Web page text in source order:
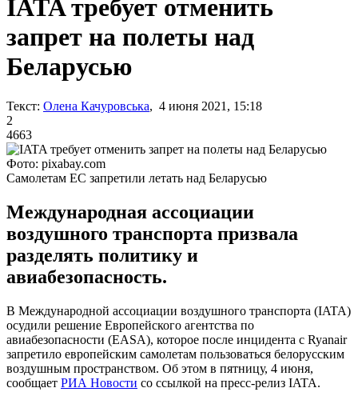
IATA требует отменить
запрет на полеты над
Беларусью
Текст: Олена Качуровська, 4 июня 2021, 15:18
2
4663
Фото: pixabay.com
Самолетам ЕС запретили летать над Беларусью
Международная ассоциации
воздушного транспорта призвала
разделять политику и
авиабезопасность.
В Международной ассоциации воздушного транспорта (IATA)
осудили решение Европейского агентства по
авиабезопасности (EASA), которое после инцидента с Ryanair
запретило европейским самолетам пользоваться белорусским
воздушным пространством. Об этом в пятницу, 4 июня,
сообщает РИА Новости со ссылкой на пресс-релиз IATA.